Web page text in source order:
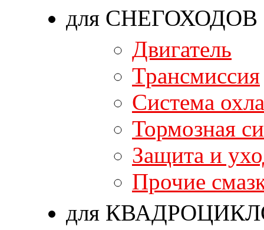
для СНЕГОХОДОВ
Двигатель
Трансмиссия
Система
Тормозная
Защита и
Прочие
для